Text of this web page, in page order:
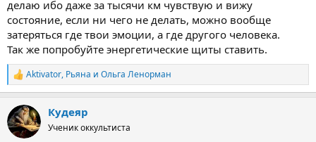
делаю ибо даже за тысячи км чувствую и вижу
состояние, если ни чего не делать, можно вообще
затеряться где твои эмоции, а где другого человека.
Так же попробуйте энергетические щиты ставить.
Р
е
к
ц
и
Aktivator, Рьяна и Ольга Ленорман
Кудеяр
Ученик оккультиста